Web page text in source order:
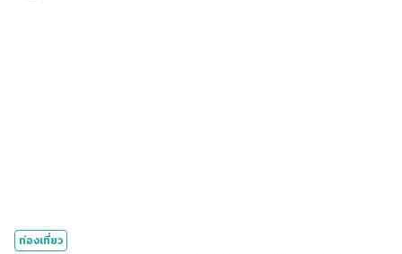
ท่องเที่ยว